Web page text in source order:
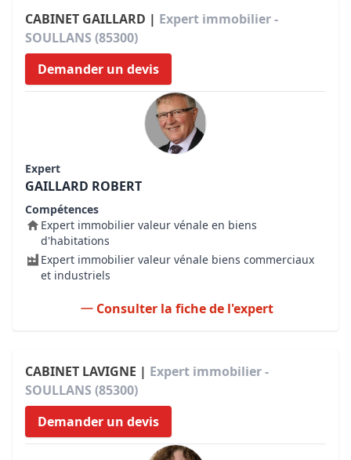
CABINET GAILLARD | Expert immobilier -
SOULLANS (85300)
Demander un devis
Expert
GAILLARD ROBERT
Compétences
Expert immobilier valeur vénale en biens
d'habitations
Expert immobilier valeur vénale biens commerciaux
et industriels
Consulter la fiche de l'expert
CABINET LAVIGNE | Expert immobilier -
SOULLANS (85300)
Demander un devis